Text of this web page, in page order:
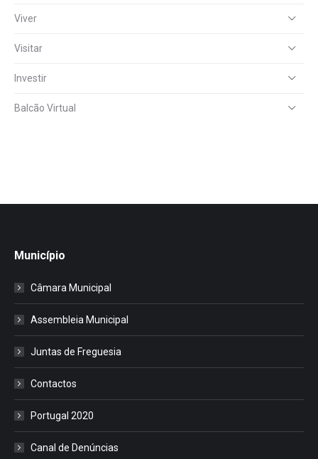
Viver
Visitar
Investir
Balcão Virtual
Município
Câmara Municipal
Assembleia Municipal
Juntas de Freguesia
Contactos
Portugal 2020
Canal de Denúncias